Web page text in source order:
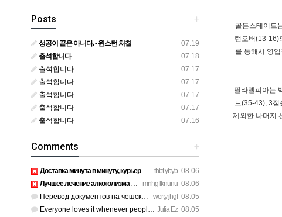
골든스테이트
턴오버(13-16)
를 통해서 영
필라델피아는
드(35-43), 3점
제외한 나머지
+
Posts
07.19
성공이 끝은 아니다. - 윈스턴 처칠
07.18
출석합니다
07.17
출석합니다
07.17
출석합니다
07.17
출석합니다
07.17
출석합니다
07.16
출석합니다
+
Comments
thbt ybyb 08.06
Доставка минута в минуту, курьер вежливый. https://legaldir.…
mnhg lknunu 08.06
Лучшее лечение алкоголизма Санкт-Петербург, специалисты букв…
werty jhgf 08.05
Перевод документов на чешский язык нотариус заверил с первог…
Julia Ez 08.05
Everyone loves it whenever people come together and share op…